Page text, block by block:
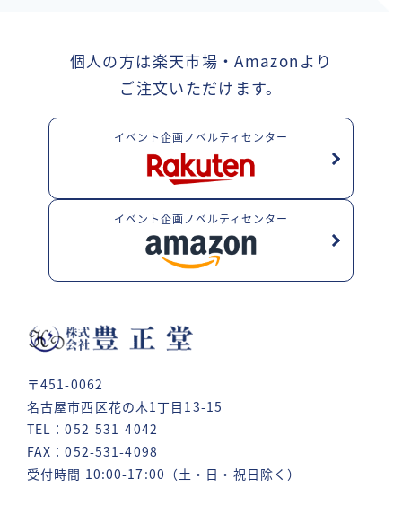
〒451-0062
名古屋市西区花の木1丁目13-15
TEL：052-531-4042
FAX：052-531-4098
受付時間 10:00-17:00（土・日・祝日除く）
個人の方は楽天市場・Amazonより
ご注文いただけます。
イベント企画ノベルティセンター
イベント企画ノベルティセンター